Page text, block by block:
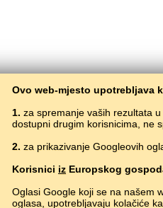
Ovo web-mjesto upotrebljava
1. za spremanje vaših rezultata u
dostupni drugim korisnicima, ne
2. za prikazivanje Googleovih
Korisnici iz Europskog
Oglasi Google koji se na našem
oglasa, upotrebljavaju kolačiće